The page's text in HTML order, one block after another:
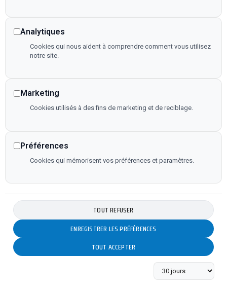
Analytiques
Cookies qui nous aident à comprendre comment vous utilisez
notre site.
Marketing
Cookies utilisés à des fins de marketing et de reciblage.
Préférences
Cookies qui mémorisent vos préférences et paramètres.
TOUT REFUSER
ENREGISTRER LES PRÉFÉRENCES
TOUT ACCEPTER